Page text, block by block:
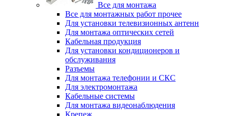
Все для монтажа
Все для монтажных работ прочее
Для установки телевизионных антенн
Для монтажа оптических сетей
Кабельная продукция
Для установки кондиционеров и
обслуживания
Разъемы
Для монтажа телефонии и СКС
Для электромонтажа
Кабельные системы
Для монтажа видеонаблюдения
Крепеж